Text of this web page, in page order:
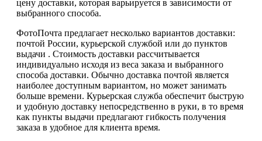
цену доставки, которая варьируется в зависимости от
выбранного способа.
ФотоПочта предлагает несколько вариантов доставки:
почтой России, курьерской службой или до пунктов
выдачи . Стоимость доставки рассчитывается
индивидуально исходя из веса заказа и выбранного
способа доставки. Обычно доставка почтой является
наиболее доступным вариантом, но может занимать
больше времени. Курьерская служба обеспечит быструю
и удобную доставку непосредственно в руки, в то время
как пункты выдачи предлагают гибкость получения
заказа в удобное для клиента время.